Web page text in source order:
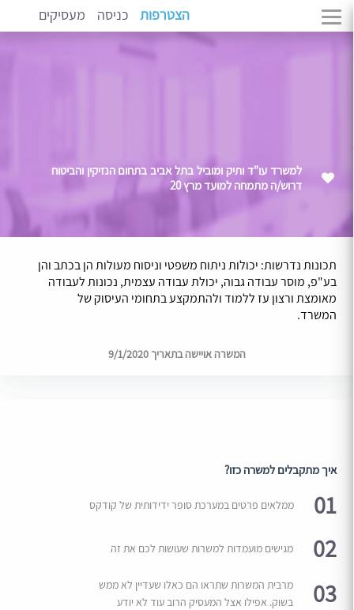
הצטרפות כניסה מעסיקים
למשרד עו"ד ותיק ומוביל בתל אביב בתחום הנזיקין והביטוח
דרוש/ה מתמחה למועד מרץ 20
תכונות נדרשות: יכולות ניתוח משפטי וניסוח מעולות הן בכתב והן
בע"פ, מוסר עבודה גבוה, יכולת עבודה עצמית, נכונות לעבודה
מאומצת ורצון עז ללמוד ולהתמקצע בתחומי העיסוק של
המשרד.
המשרה אויישה בתאריך 9/1/2020
איך מתקבלים למשרה כזו?
01 ממלאים פרטים במערכת סופר ידידותית של קודקס
02 מגישים מועמדות למשרות שעושות לכם את זה
03
מרבית המשרות שתראו הם כאלו שעדיין לא ממש
בשוק. אפילו אצל המעסיק הרוב עוד לא יודע